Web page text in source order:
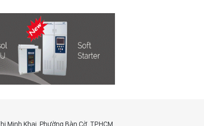
Minh Khai, Phường Bàn Cờ, TP.HCM